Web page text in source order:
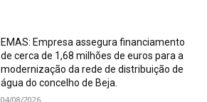
EMAS: Empresa assegura financiamento
de cerca de 1,68 milhões de euros para a
modernização da rede de distribuição de
água do concelho de Beja.
04/08/2026